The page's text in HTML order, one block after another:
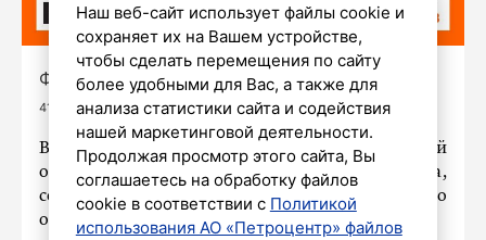
Фото:https://vk.ru/lizaalert_piter?z=photo-
41515336_457256047%2F03d4742e0549e4e32e
В Ломоносовском районе Ленинградской
области ищут девятилетнего мальчика,
сообщили в соцсетях представители поискового
отряда «ЛизаАлерт».
Наш веб-сайт использует файлы cookie и
сохраняет их на Вашем устройстве,
чтобы сделать перемещения по сайту
более удобными для Вас, а также для
анализа статистики сайта и содействия
нашей маркетинговой деятельности.
Продолжая просмотр этого сайта, Вы
соглашаетесь на обработку файлов
cookie в соответствии с Политикой
использования АО «Петроцентр» файлов